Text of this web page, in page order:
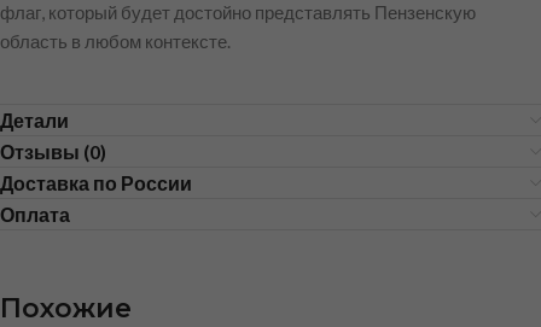
флаг, который будет достойно представлять Пензенскую
область в любом контексте.
Детали
Отзывы (0)
Доставка по России
Оплата
Похожие